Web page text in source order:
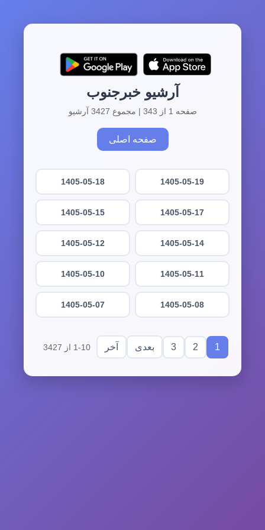
آرشیو خبرجنوب
صفحه 1 از 343 | مجموع 3427 آرشیو
صفحه اصلی
1405-05-19
1405-05-18
1405-05-17
1405-05-15
1405-05-14
1405-05-12
1405-05-11
1405-05-10
1405-05-08
1405-05-07
1
2
3 بعدی آخر 1-10 از 3427